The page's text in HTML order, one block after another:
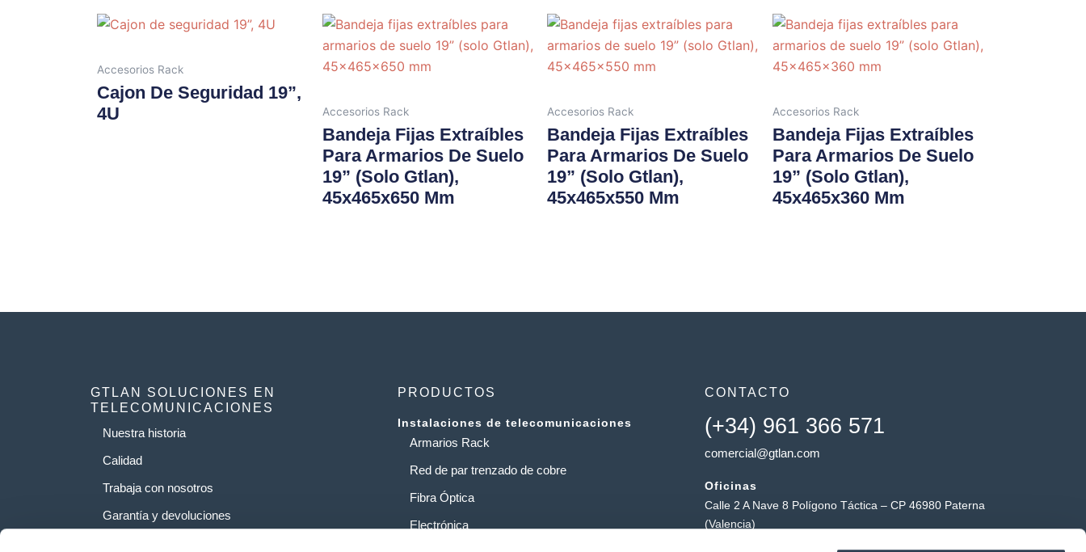
Accesorios Rack
Cajon De Seguridad 19”,
4U
Accesorios Rack
Bandeja Fijas Extraíbles
Para Armarios De Suelo
19” (solo Gtlan),
45x465x650 Mm
Accesorios Rack
Bandeja Fijas Extraíbles
Para Armarios De Suelo
19” (solo Gtlan),
45x465x550 Mm
Accesorios Rack
Bandeja Fijas Extraíbles
Para Armarios De Suelo
19” (solo Gtlan),
45x465x360 Mm
GTLAN SOLUCIONES EN
TELECOMUNICACIONES
Nuestra historia
Calidad
Trabaja con nosotros
Garantía y devoluciones
PRODUCTOS
Instalaciones de telecomunicaciones
Armarios Rack
Red de par trenzado de cobre
Fibra Óptica
Electrónica
CONTACTO
(+34) 961 366 571
comercial@gtlan.com
Oficinas
Calle 2 A Nave 8 Polígono Táctica – CP 46980 Paterna
(Valencia)